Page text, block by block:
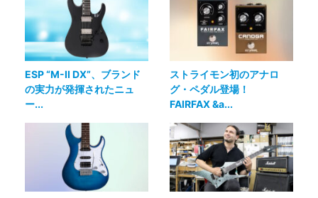
ESP “M-II DX”、ブランド
の実力が発揮されたニュ
ー...
ストライモン初のアナロ
グ・ペダル登場！
FAIRFAX &a...